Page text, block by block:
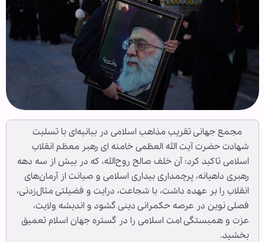
مجمع جهانی تقریب مذاهب اسلامی در بیانیه‌ای با تسلیت
شهادت حضرت آیت الله العظمی خامنه ای رهبر معظم انقلاب
اسلامی تاکید کرد: آن خلف صالح روح‌الله، که در بیش از سه دهه
رهبری داهیانه، پرچمداری بیداری اسلامی و صیانت از آرمان‌های
انقلاب را بر عهده داشت، با شجاعت، درایت و فضیلتی مثال‌زدنی،
فصلی نوین در عرصه حکمرانی دینی گشود و اندیشه ولایت،
عزت و همبستگی امت اسلامی را در گستره جهان اسلام تعمیق
بخشید.